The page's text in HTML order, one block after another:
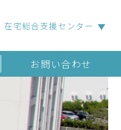
在宅総合支援センター
お問い合わせ